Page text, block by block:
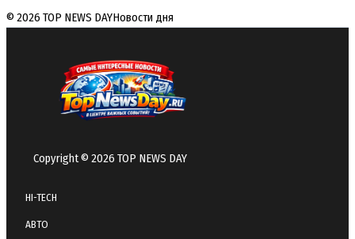
© 2026 TOP NEWS DAYНовости дня
Copyright © 2026 TOP NEWS DAY
HI-TECH
АВТО